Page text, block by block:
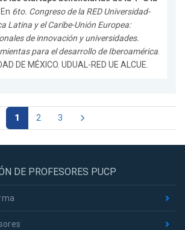
6to. Congreso de la RED Universidad-
Latina y el Caribe-Unión Europea:
de innovación y universidades.
para el desarrollo de Iberoamérica.
DE MÉXICO. UDUAL-RED UE ALCUE.
1 2 3
DE PROFESORES PUCP